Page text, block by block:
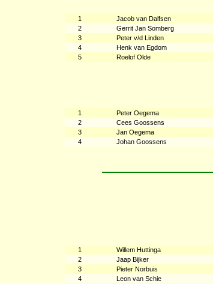
1 Jacob van Dalfsen
2
Gerrit Jan Somberg
3
Peter v/d Linden
4
Henk van Egdom
5
Roelof Olde
1 Peter Oegema
2
Cees Goossens
3
Jan Oegema
4
Johan Goossens
1 Willem Huttinga
2
Jaap Bijker
3
Pieter Norbuis
4
Leon van Schie